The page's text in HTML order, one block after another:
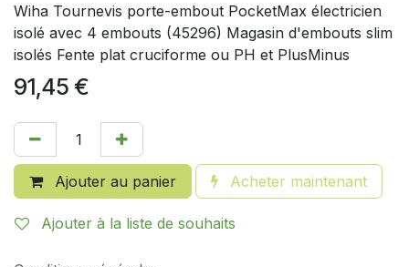
Wiha Tournevis porte-embout PocketMax électricien
isolé avec 4 embouts (45296) Magasin d'embouts slim
isolés Fente plat cruciforme ou PH et PlusMinus
91,45 €
Ajouter au panier Acheter maintenant
Ajouter à la liste de souhaits